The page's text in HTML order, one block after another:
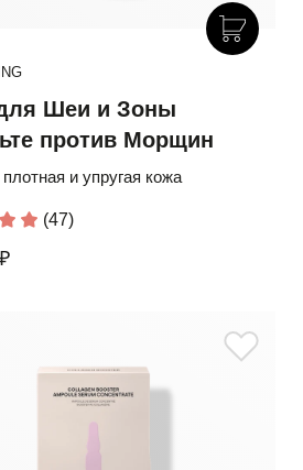
Шеи и Зоны
против Морщин
и упругая кожа
(47)